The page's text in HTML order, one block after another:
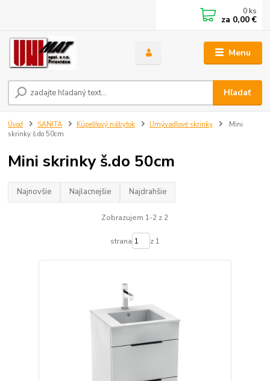
Menu
Hľadať
0 ks
za 0,00 €
Úvod SANITA Kúpeľňový nábytok Umývadlové skrinky
Mini
skrinky š.do 50cm
Mini skrinky š.do 50cm
Najnovšie Najlacnejšie Najdrahšie
Zobrazujem 1-2 z 2
strana z 1